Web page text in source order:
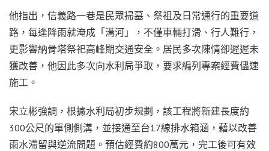
他指出，信義路一巷是民眾掃墓、祭祖及日常通行的重要道
路，每逢降雨就淹成「溝河」，不僅車輛打滑、行人難行，
更影響納骨塔祭祀高峰期交通安全。居民多次陳情卻遲遲未
獲改善，他因此多次向水利局爭取，要求編列專案經費儘速
施工。
宋立彬強調，根據水利局初步規劃，該工程將新建長度約
300公尺的單側側溝，並接通至台17線排水箱涵，藉以改善
雨水滯留與逆流問題。預估經費約800萬元，完工後可有效